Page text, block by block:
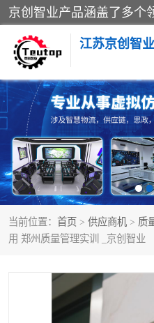
江苏京创智
当前位置： 首页 > 供应商机 > 质
用 郑州质量管理实训 _京创智业
VR物流实训
生产系统仿真
供应链管理
智慧零售实训
物流数字孪生